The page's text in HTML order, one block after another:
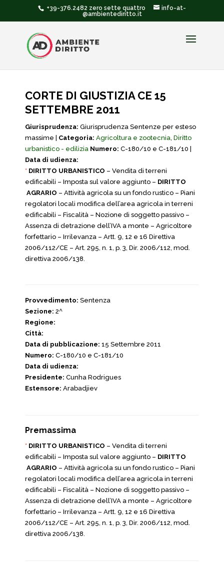
+39-376.2482 zero sette quattro
info-at-
@ambientediritto.it
CORTE DI GIUSTIZIA CE 15
SETTEMBRE 2011
Giurisprudenza: Giurisprudenza Sentenze per esteso
massime | Categoria: Agricoltura e zootecnia, Diritto
urbanistico - edilizia Numero: C-180/10 e C-181/10 |
Data di udienza:
* DIRITTO URBANISTICO – Vendita di terreni
edificabili – Imposta sul valore aggiunto – DIRITTO
AGRARIO – Attività agricola su un fondo rustico – Piani
regolatori locali modifica dell’area agricola in terreni
edificabili – Fiscalità – Nozione di soggetto passivo –
Assenza di detrazione dell’IVA a monte – Agricoltore
forfettario – Irrilevanza – Artt. 9, 12 e 16 Direttiva
2006/112/CE – Art. 295, n. 1, p. 3, Dir. 2006/112, mod.
direttiva 2006/138.
Provvedimento: Sentenza
Sezione: 2^
Regione:
Città:
Data di pubblicazione: 15 Settembre 2011
Numero: C-180/10 e C-181/10
Data di udienza:
Presidente: Cunha Rodrigues
Estensore: Arabadjiev
Premassima
* DIRITTO URBANISTICO – Vendita di terreni
edificabili – Imposta sul valore aggiunto – DIRITTO
AGRARIO – Attività agricola su un fondo rustico – Piani
regolatori locali modifica dell’area agricola in terreni
edificabili – Fiscalità – Nozione di soggetto passivo –
Assenza di detrazione dell’IVA a monte – Agricoltore
forfettario – Irrilevanza – Artt. 9, 12 e 16 Direttiva
2006/112/CE – Art. 295, n. 1, p. 3, Dir. 2006/112, mod.
direttiva 2006/138.